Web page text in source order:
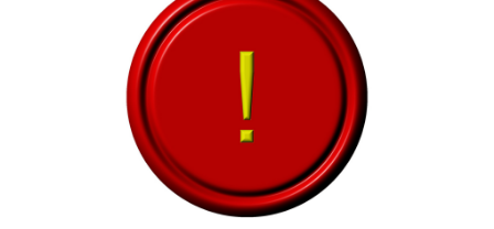
JORNAL DO BRASIL
NOTÍCIAS AO MINUTO
ACONTECEU...VIROU MANCHETE!